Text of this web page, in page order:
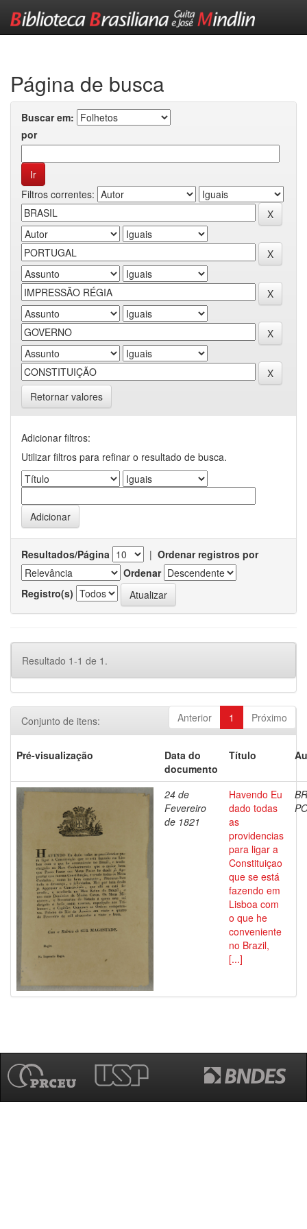
Página de busca
Buscar em:
por
Filtros correntes:
Retornar valores
Adicionar filtros:
Utilizar filtros para refinar o resultado de busca.
Resultados/Página | Ordenar registros por
Ordenar
Registro(s)
Resultado 1-1 de 1.
Anterior 1 Próximo
Conjunto de itens:
Pré-visualização
Data do
documento
Título
24 de
Fevereiro
de 1821
Havendo Eu
dado todas
as
providencias
para ligar a
Constituiçao
que se está
fazendo em
Lisboa com
o que he
conveniente
no Brazil,
[...]